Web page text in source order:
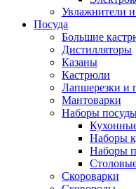
Увлажнители и
Посуда
Большие
Дистилляторы
Казаны
Кастрюли
Лапшерезки и
Мантоварки
Наборы
Наборы
Наборы
Скороварки